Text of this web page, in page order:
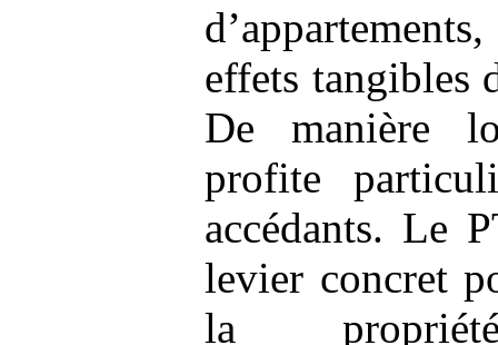
effets tangibles
De manière
profite
accédants. Le
levier concret
la